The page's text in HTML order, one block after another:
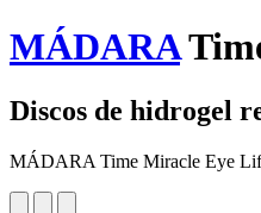
MÁDARA
Discos de hidrogel
MÁDARA Time Miracle Eye